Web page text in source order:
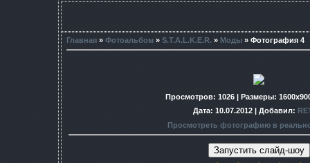
Главная » Фотоальбом » S.T.A.L.K.E.R. » Моды » Фотография 4
Просмотров: 1026 | Размеры:
Дата: 10.07.2012 | Добавил:
Просмотреть фотографию в